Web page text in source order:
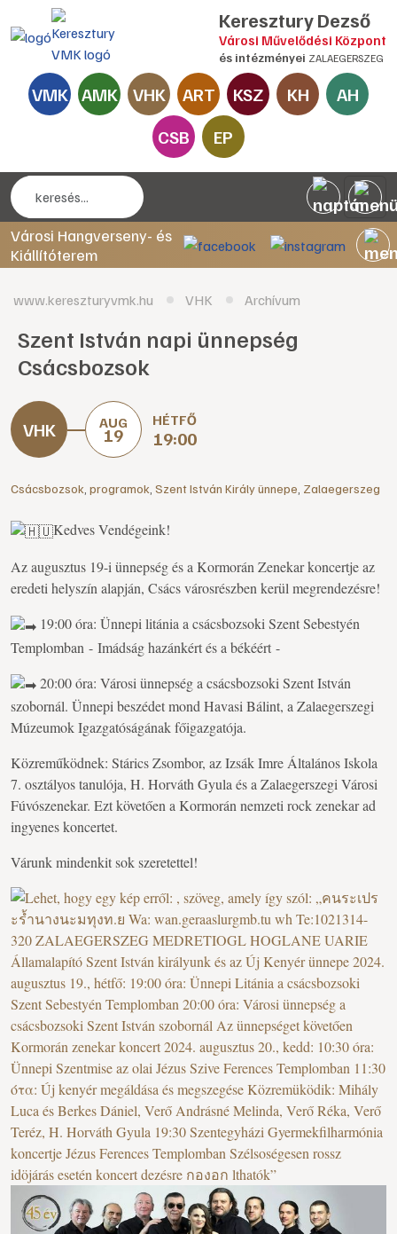
Keresztury Dezső
Városi Művelődési Központ
és intézményei ZALAEGERSZEG
VMK AMK VHK ART KSZ KH
AH
CSB
EP
Városi Hangverseny- és
Kiállítóterem
www.kereszturyvmk.hu VHK Archívum
Szent István napi ünnepség
Csácsbozsok
AUG
19
HÉTFŐ
19:00
Csácsbozsok programok Szent István Király ünnepe Zalaegerszeg
Kedves Vendégeink!
Az augusztus 19-i ünnepség és a Kormorán Zenekar koncertje az
eredeti helyszín alapján, Csács városrészben kerül megrendezésre!
19:00 óra: Ünnepi litánia a csácsbozsoki Szent Sebestyén
Templomban - Imádság hazánkért és a békéért -
20:00 óra: Városi ünnepség a csácsbozsoki Szent István
szobornál. Ünnepi beszédet mond Havasi Bálint, a Zalaegerszegi
Múzeumok Igazgatóságának főigazgatója.
Közreműködnek: Stárics Zsombor, az Izsák Imre Általános Iskola
7. osztályos tanulója, H. Horváth Gyula és a Zalaegerszegi Városi
Fúvószenekar. Ezt követően a Kormorán nemzeti rock zenekar ad
ingyenes koncertet.
Várunk mindenkit sok szeretettel!